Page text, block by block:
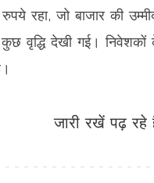
रहा, जो बाजार की
वृद्धि देखी गई।
जारी रखें पढ़ रहे